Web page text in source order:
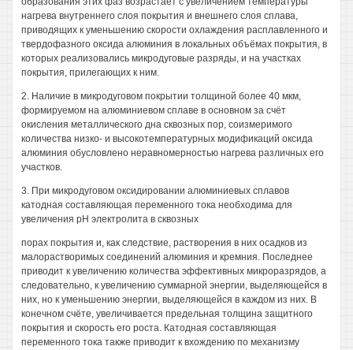
нагрева внутреннего слоя покрытия и внешнего слоя сплава,
приводящих к уменьшению скорости охлаждения расплавленного и
твердофазного оксида алюминия в локальных объёмах покрытия, в
которых реализовались микродуговые разряды, и на участках
покрытия, прилегающих к ним.
2. Наличие в микродуговом покрытии толщиной более 40 мкм,
формируемом на алюминиевом сплаве в основном за счёт
окисления металлического дна сквозных пор, соизмеримого
количества низко- и высокотемпературных модификаций оксида
алюминия обусловлено неравномерностью нагрева различных его
участков.
3. При микродуговом оксидировании алюминиевых сплавов
катодная составляющая переменного тока необходима для
увеличения pH электролита в сквозных
порах покрытия и, как следствие, растворения в них осадков из
малорастворимых соединений алюминия и кремния. Последнее
приводит к увеличению количества эффективных микроразрядов, а
следовательно, к увеличению суммарной энергии, выделяющейся в
них, но к уменьшению энергии, выделяющейся в каждом из них. В
конечном счёте, увеличивается предельная толщина защитного
покрытия и скорость его роста. Катодная составляющая
переменного тока также приводит к вхождению по механизму